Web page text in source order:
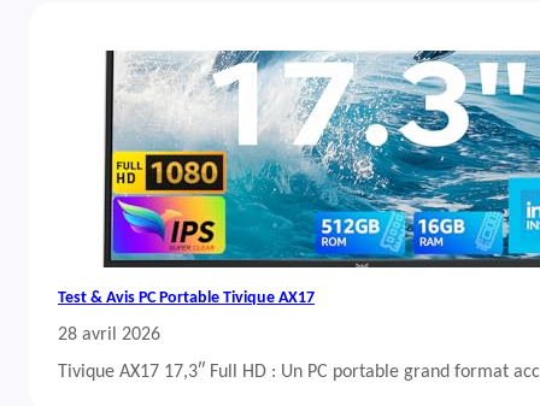
Test & Avis PC Portable Tivique AX17
28 avril 2026
Tivique AX17 17,3″ Full HD : Un PC portable grand format